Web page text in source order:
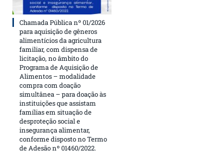
Chamada Pública nº 01/2026
para aquisição de gêneros
alimentícios da agricultura
familiar, com dispensa de
licitação, no âmbito do
Programa de Aquisição de
Alimentos – modalidade
compra com doação
simultânea – para doação às
instituições que assistam
famílias em situação de
desproteção social e
insegurança alimentar,
conforme disposto no Termo
de Adesão nº 01460/2022.